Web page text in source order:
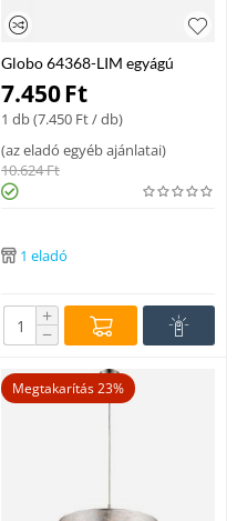
Globo 64368-LIM egyágú
függeszték
7.450Ft
1 db (7.450 Ft/ db)
(az eladó egyéb ajánlatai)
10.624Ft
1 eladó
+
−
Megtakarítás 23%